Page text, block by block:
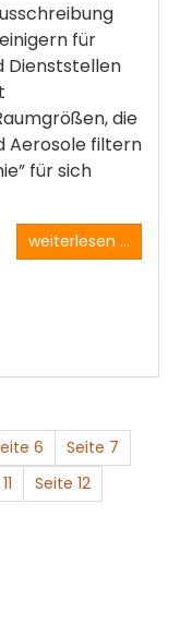
für
Dienststellen
die
Aerosole filtern
für sich
weiterlesen ...
6
Seite 7
Seite 12